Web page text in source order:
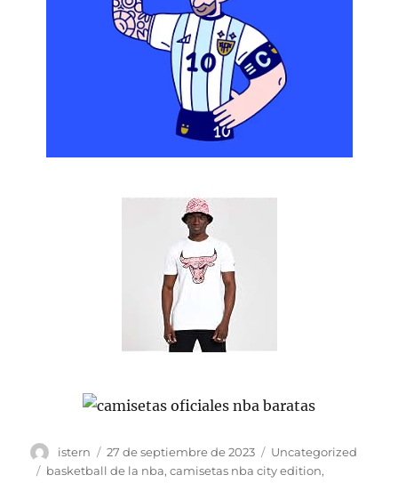
Autor
istern
Publicado
el
27 de septiembre de 2023 Categorías
Uncategorized
Etiquetas
basketball de la nba,camisetas nba city edition,